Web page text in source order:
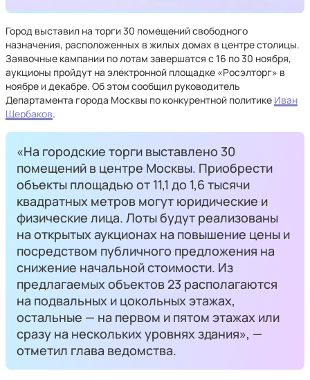
Город выставил на торги 30 помещений свободного
назначения, расположенных в жилых домах в центре столицы.
Заявочные кампании по лотам завершатся с 16 по 30 ноября,
аукционы пройдут на электронной площадке «Росэлторг» в
ноябре и декабре. Об этом сообщил руководитель
Департамента города Москвы по конкурентной политике Иван
Щербаков.
«На городские торги выставлено 30
помещений в центре Москвы. Приобрести
объекты площадью от 11,1 до 1,6 тысячи
квадратных метров могут юридические и
физические лица. Лоты будут реализованы
на открытых аукционах на повышение цены и
посредством публичного предложения на
снижение начальной стоимости. Из
предлагаемых объектов 23 располагаются
на подвальных и цокольных этажах,
остальные — на первом и пятом этажах или
сразу на нескольких уровнях здания», —
отметил глава ведомства.